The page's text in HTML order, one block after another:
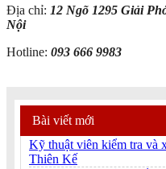
Địa chỉ: 12 Ngõ 1295 Giải
Nội
Hotline: 093 666 9983
Bài viết mới
Kỹ thuật viên kiểm tra và
Thiên Kế